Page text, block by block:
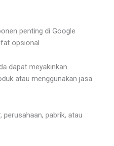
penting di Google
opsional.
dapat meyakinkan
atau menggunakan jasa
pabrik, atau